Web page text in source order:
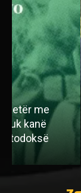
ARTIKUJ
Endrit, ti
babë por ai
2